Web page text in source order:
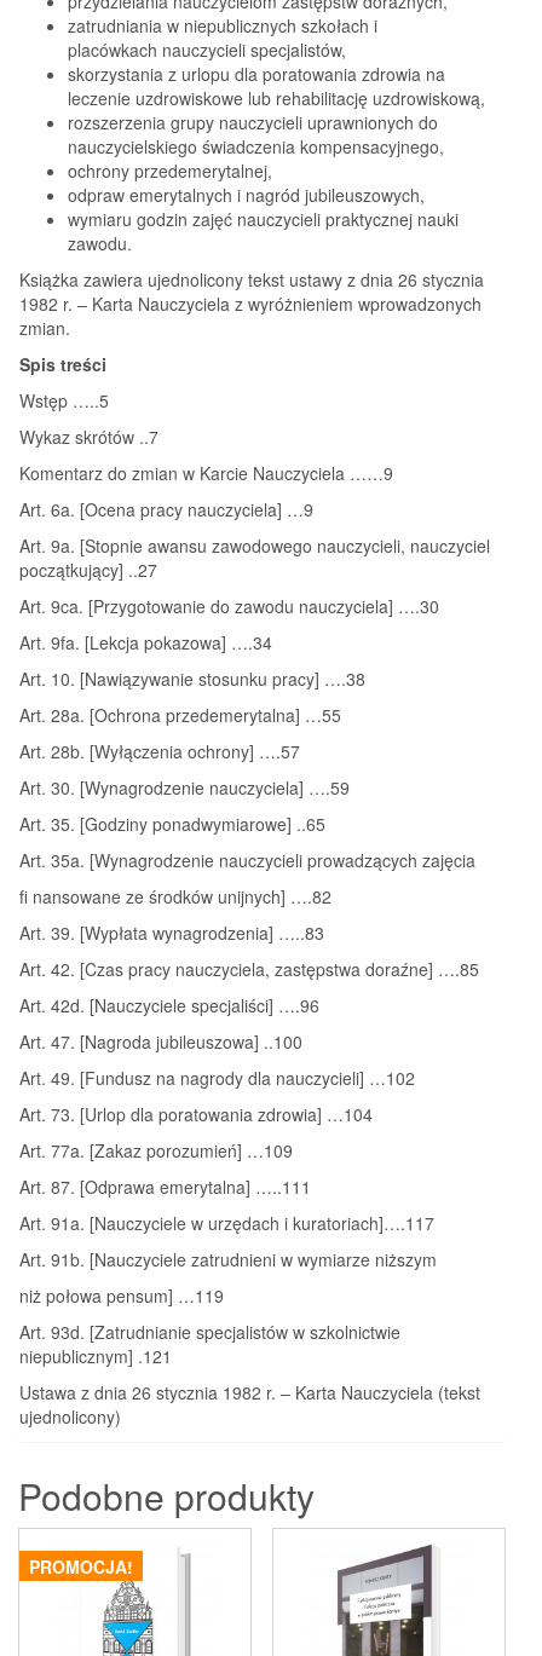
zatrudniania w niepublicznych szkołach i
placówkach nauczycieli specjalistów,
skorzystania z urlopu dla poratowania zdrowia na
leczenie uzdrowiskowe lub rehabilitację uzdrowiskową,
rozszerzenia grupy nauczycieli uprawnionych do
nauczycielskiego świadczenia kompensacyjnego,
ochrony przedemerytalnej,
odpraw emerytalnych i nagród jubileuszowych,
wymiaru godzin zajęć nauczycieli praktycznej nauki
zawodu.
Książka zawiera ujednolicony tekst ustawy z dnia 26 stycznia
1982 r. – Karta Nauczyciela z wyróżnieniem wprowadzonych
zmian.
Spis treści
Wstęp …..5
Wykaz skrótów ..7
Komentarz do zmian w Karcie Nauczyciela ……9
Art. 6a. [Ocena pracy nauczyciela] …9
Art. 9a. [Stopnie awansu zawodowego nauczycieli, nauczyciel
początkujący] ..27
Art. 9ca. [Przygotowanie do zawodu nauczyciela] ….30
Art. 9fa. [Lekcja pokazowa] ….34
Art. 10. [Nawiązywanie stosunku pracy] ….38
Art. 28a. [Ochrona przedemerytalna] …55
Art. 28b. [Wyłączenia ochrony] ….57
Art. 30. [Wynagrodzenie nauczyciela] ….59
Art. 35. [Godziny ponadwymiarowe] ..65
Art. 35a. [Wynagrodzenie nauczycieli prowadzących zajęcia
fi nansowane ze środków unijnych] ….82
Art. 39. [Wypłata wynagrodzenia] …..83
Art. 42. [Czas pracy nauczyciela, zastępstwa doraźne] ….85
Art. 42d. [Nauczyciele specjaliści] ….96
Art. 47. [Nagroda jubileuszowa] ..100
Art. 49. [Fundusz na nagrody dla nauczycieli] …102
Art. 73. [Urlop dla poratowania zdrowia] …104
Art. 77a. [Zakaz porozumień] …109
Art. 87. [Odprawa emerytalna] …..111
Art. 91a. [Nauczyciele w urzędach i kuratoriach]….117
Art. 91b. [Nauczyciele zatrudnieni w wymiarze niższym
niż połowa pensum] …119
Art. 93d. [Zatrudnianie specjalistów w szkolnictwie
niepublicznym] .121
Ustawa z dnia 26 stycznia 1982 r. – Karta Nauczyciela (tekst
ujednolicony)
Podobne produkty
PROMOCJA!